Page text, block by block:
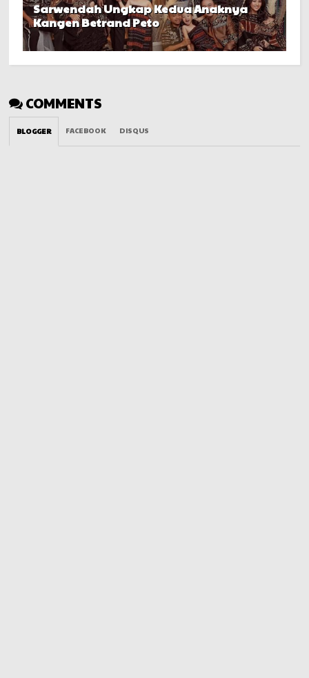
Sarwendah Ungkap Kedua Anaknya
Kangen Betrand Peto
COMMENTS
BLOGGER FACEBOOK DISQUS